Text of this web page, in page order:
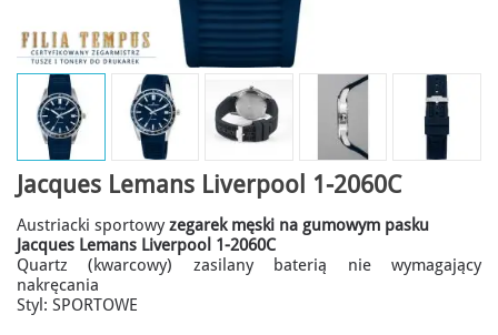
Jacques Lemans Liverpool 1-2060C
Austriacki sportowy zegarek męski na gumowym pasku
Jacques Lemans Liverpool 1-2060C
Quartz (kwarcowy) zasilany baterią nie wymagający
nakręcania
Styl: SPORTOWE